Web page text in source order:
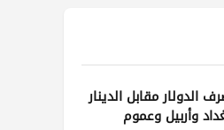
الدولار مقابل الدينار
وأربيل وعموم